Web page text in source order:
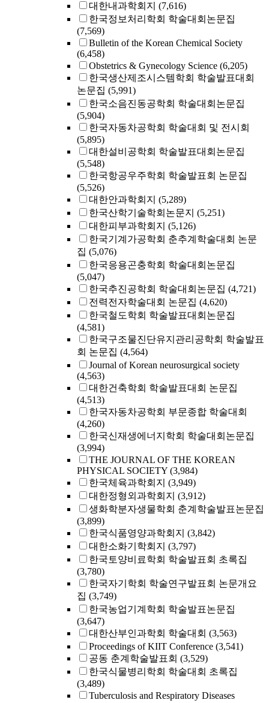
대한내과학회지 (7,616)
한국정보처리학회 학술대회논문집
(7,569)
Bulletin of the Korean Chemical Society
(6,458)
Obstetrics & Gynecology Science (6,205)
한국생산제조시스템학회 학술발표대회
논문집 (5,991)
한국소음진동공학회 학술대회논문집
(5,904)
한국자동차공학회 학술대회 및 전시회
(5,895)
대한설비공학회 학술발표대회논문집
(5,548)
한국항공우주학회 학술발표회 논문집
(5,526)
대한안과학회지 (5,289)
한국산학기술학회논문지 (5,251)
대한피부과학회지 (5,126)
한국기계가공학회 춘추계학술대회 논문
집 (5,076)
한국응용곤충학회 학술대회논문집
(5,047)
한국추진공학회 학술대회논문집 (4,721)
전력전자학술대회 논문집 (4,620)
한국철도학회 학술발표대회논문집
(4,581)
한국구조물진단유지관리공학회 학술발표
회 논문집 (4,564)
Journal of Korean neurosurgical society
(4,563)
대한건축학회 학술발표대회 논문집
(4,513)
한국자동차공학회 부문종합 학술대회
(4,260)
한국신재생에너지학회 학술대회논문집
(3,994)
THE JOURNAL OF THE KOREAN
PHYSICAL SOCIETY (3,984)
한국체육과학회지 (3,949)
대한정형외과학회지 (3,912)
생화학분자생물학회 춘계학술발표논문집
(3,899)
한국식품영양과학회지 (3,842)
대한소화기학회지 (3,797)
한국토양비료학회 학술발표회 초록집
(3,780)
한국자기학회 학술연구발표회 논문개요
집 (3,749)
한국농업기계학회 학술발표논문집
(3,647)
대한산부인과학회 학술대회 (3,563)
Proceedings of KIIT Conference (3,541)
공동 춘계학술발표회 (3,529)
한국식물병리학회 학술대회 초록집
(3,489)
Tuberculosis and Respiratory Diseases